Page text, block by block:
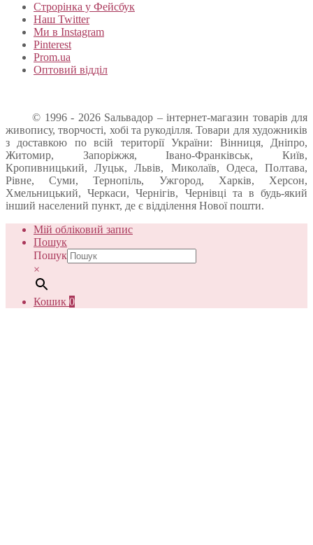
Строрінка у Фейсбук
Наш Twitter
Ми в Instagram
Pinterest
Prom.ua
Оптовий відділ
© 1996 - 2026 Sальвадор – інтернет-магазин товарів для
живопису, творчості, хобі та рукоділля. Товари для художників
з доставкою по всій території України: Вінниця, Дніпро,
Житомир, Запоріжжя, Івано-Франківськ, Київ,
Кропивницький, Луцьк, Львів, Миколаїв, Одеса, Полтава,
Рівне, Суми, Тернопіль, Ужгород, Харків, Херсон,
Хмельницький, Черкаси, Чернігів, Чернівці та в будь-який
інший населений пункт, де є відділення Нової пошти.
Мій обліковий запис
Пошук
Пошук
×
Кошик 0